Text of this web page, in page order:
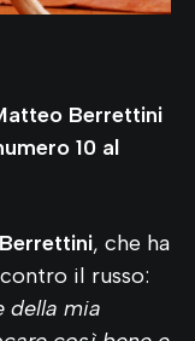
Berrettini
10 al
, che ha
il russo:
della mia